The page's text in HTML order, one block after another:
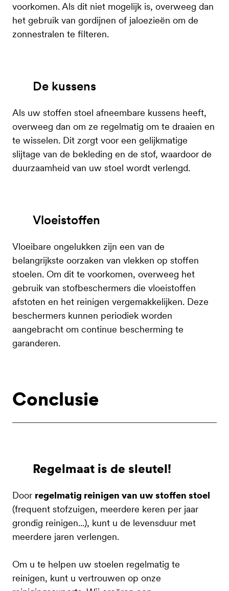
voorkomen. Als dit niet mogelijk is, overweeg dan
het gebruik van gordijnen of jaloezieën om de
zonnestralen te filteren.
De kussens
Als uw stoffen stoel afneembare kussens heeft,
overweeg dan om ze regelmatig om te draaien en
te wisselen. Dit zorgt voor een gelijkmatige
slijtage van de bekleding en de stof, waardoor de
duurzaamheid van uw stoel wordt verlengd.
Vloeistoffen
Vloeibare ongelukken zijn een van de
belangrijkste oorzaken van vlekken op stoffen
stoelen. Om dit te voorkomen, overweeg het
gebruik van stofbeschermers die vloeistoffen
afstoten en het reinigen vergemakkelijken. Deze
beschermers kunnen periodiek worden
aangebracht om continue bescherming te
garanderen.
Conclusie
Regelmaat is de sleutel!
Door regelmatig reinigen van uw stoffen stoel
(frequent stofzuigen, meerdere keren per jaar
grondig reinigen...), kunt u de levensduur met
meerdere jaren verlengen.
Om u te helpen uw stoelen regelmatig te
reinigen, kunt u vertrouwen op onze